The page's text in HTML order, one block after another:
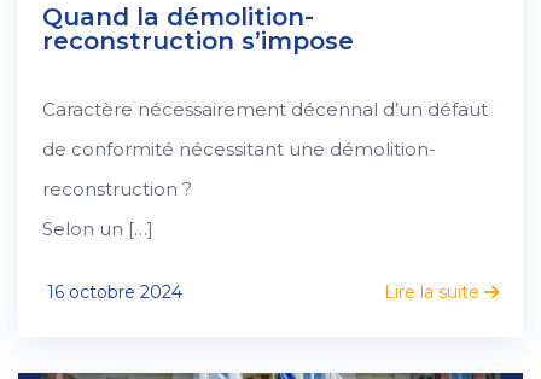
Quand la démolition-
reconstruction s’impose
Caractère nécessairement décennal d’un défaut
de conformité nécessitant une démolition-
reconstruction ?
Selon un […]
16 octobre 2024 Lire la suite